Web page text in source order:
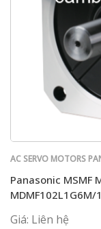
AC SERVO MOTORS
Panasonic MSMF
Giá: Liên hệ